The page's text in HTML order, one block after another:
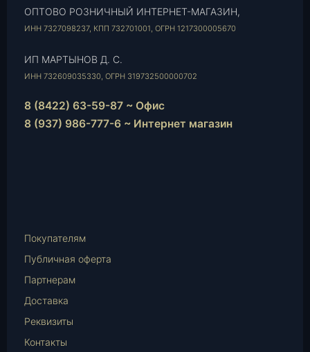
ОПТОВО РОЗНИЧНЫЙ ИНТЕРНЕТ-МАГАЗИН,
ИНН 7327098237, КПП 732701001, ОГРН 1217300005670
ИП МАРТЫНОВ Д. С.
ИНН 732609035330, ОГРН 319732500000702
8 (8422) 63-59-87 ~ Офис
8 (937) 986-777-6 ~ Интернет магазин
Mail
Покупателям
Публичная оферта
Партнерам
Доставка
Реквизиты
Контакты